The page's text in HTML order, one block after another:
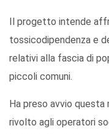
Il progetto intende
tossicodipendenza e
relativi alla fascia di
piccoli comuni.
Ha preso avvio
rivolto agli operatori